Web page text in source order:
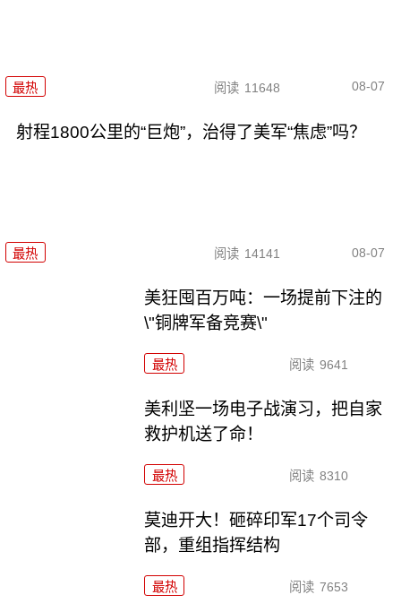
最热 阅读 11648 08-07
射程1800公里的“巨炮”，治得了美军“焦虑”吗？
最热 阅读 14141 08-07
美狂囤百万吨：一场提前下注的
\"铜牌军备竞赛\"
最热 阅读 9641
美利坚一场电子战演习，把自家
救护机送了命！
最热 阅读 8310
莫迪开大！砸碎印军17个司令
部，重组指挥结构
最热 阅读 7653